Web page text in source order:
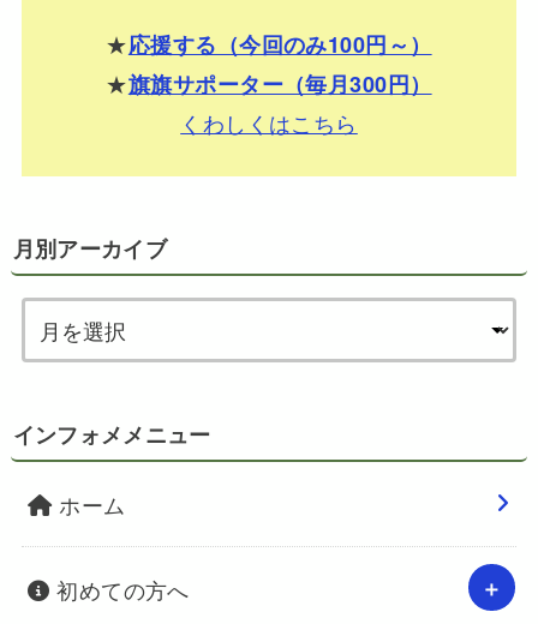
★応援する（今回のみ100円～）
★旗旗サポーター（毎月300円）
くわしくはこちら
月別アーカイブ
インフォメメニュー
ホーム
初めての方へ